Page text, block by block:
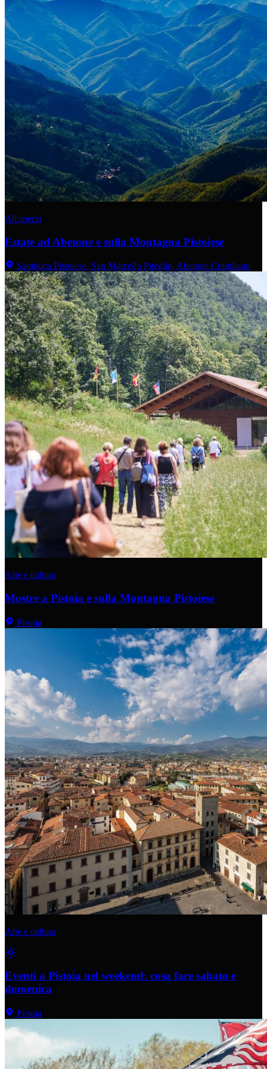
All'aperto
Estate ad Abetone e sulla Montagna Pistoiese
Sambuca Pistoiese, San Marcello Piteglio, Abetone Cutigliano
Arte e cultura
Mostre a Pistoia e sulla Montagna Pistoiese
Pistoia
Arte e cultura
Eventi a Pistoia nel weekend: cosa fare sabato e
domenica
Pistoia